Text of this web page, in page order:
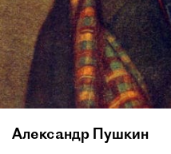
Александр Пушкин